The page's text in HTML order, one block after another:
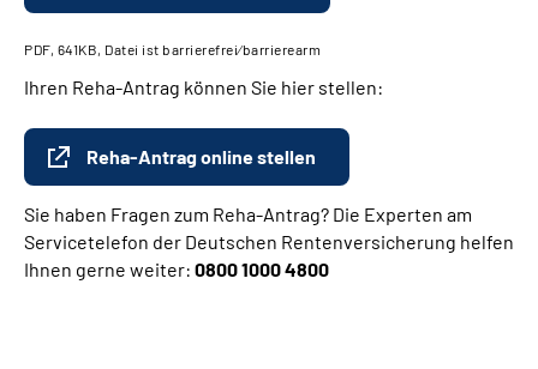
PDF, 641KB, Datei ist barrierefrei⁄barrierearm
Ihren Reha-Antrag können Sie hier stellen:
Reha-Antrag online stellen
Sie haben Fragen zum Reha-Antrag? Die Experten am
Servicetelefon der Deutschen Rentenversicherung helfen
Ihnen gerne weiter: 0800 1000 4800